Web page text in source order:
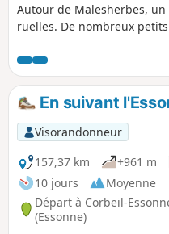
Autour de Malesherbes,
ruelles. De nombreux
En suivant
Visorandonneur
157,37 km
+961 m
10 jours
Moyenne
Départ à Corbeil-
(Essonne)